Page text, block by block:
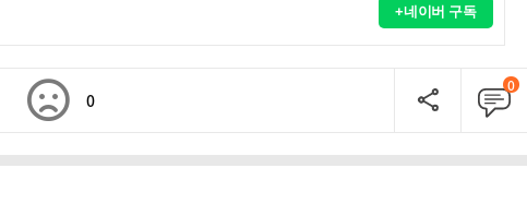
+네이버 구독
0
0